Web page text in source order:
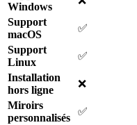
Windows
Support
macOS
✅
Support
Linux
✅
Installation
hors ligne
❌
Miroirs
personnalisés
✅